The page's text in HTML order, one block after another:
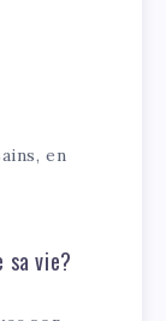
en
sa vie?